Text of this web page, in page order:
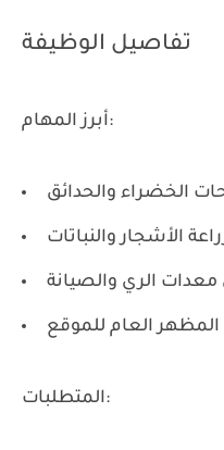
تفاصيل الوظيفة
أبرز المهام:
المتطلبات: